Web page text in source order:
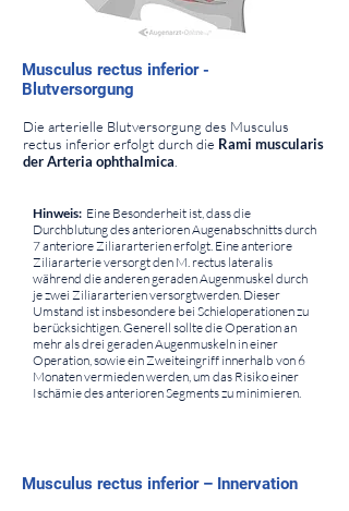
Musculus rectus inferior -
Blutversorgung
Die arterielle Blutversorgung des Musculus
rectus inferior erfolgt durch die Rami muscularis
der Arteria ophthalmica
Hinweis: Eine Besonderheit ist, dass die
Durchblutung des anterioren Augenabschnitts durch
7 anteriore Ziliararterien erfolgt. Eine anteriore
Ziliararterie versorgt den M. rectus lateralis
während die anderen geraden Augenmuskel durch
je zwei Ziliararterien versorgtwerden. Dieser
Umstand ist insbesondere bei Schieloperationen zu
berücksichtigen. Generell sollte die Operation an
mehr als drei geraden Augenmuskeln in einer
Operation, sowie ein Zweiteingriff innerhalb von 6
Monaten vermieden werden, um das Risiko einer
Ischämie des anterioren Segments zu minimieren.
Musculus rectus inferior – Innervation